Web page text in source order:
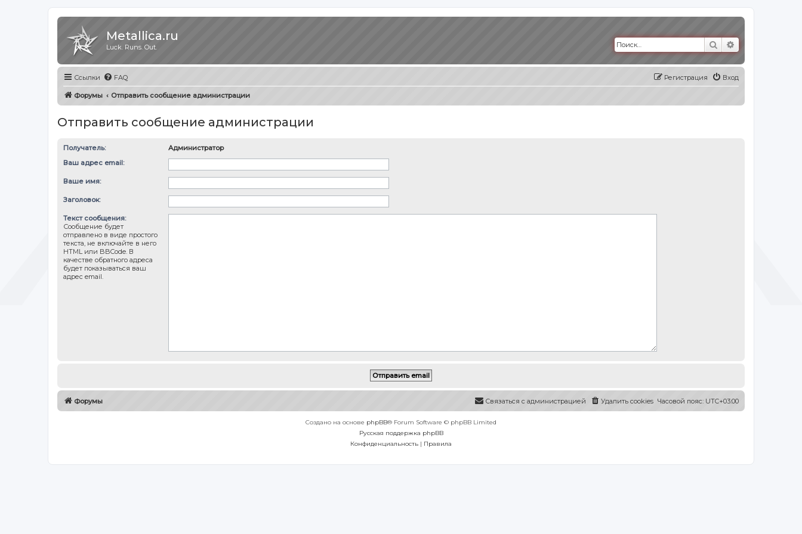
Metallica.ru
Luck. Runs. Out. Поиск
Ссылки FAQ Вход
Регистрация
Форумы Отправить сообщение администрации
Отправить сообщение администрации
Получатель:
Администратор
Ваш адрес email:
Ваше имя:
Заголовок:
Текст сообщения:
Сообщение будет
отправлено в виде простого
текста, не включайте в него
HTML или BBCode. В
качестве обратного адреса
будет показываться ваш
адрес email.
Форумы Часовой пояс: UTC+03:00
Удалить cookies
Связаться с администрацией
Создано на основе phpBB® Forum Software © phpBB Limited
Русская поддержка phpBB
Конфиденциальность | Правила